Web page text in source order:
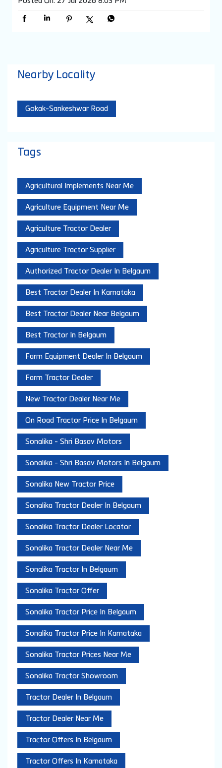
sponse from Gondia reflected more than appreciation f
or a new tractor—it celebrated the enduring trust that f
armers have placed in Sonalika over three decades. As t
nalika #SonalikaTractors #JeetneKaDum #SonalikaGold
#Maharashtra
Posted On: 27 Jul 2026 8:03 PM
Nearby Locality
Gokak-Sankeshwar Road
Tags
Agricultural Implements Near Me
Agriculture Equipment Near Me
Agriculture Tractor Dealer
Agriculture Tractor Supplier
Authorized Tractor Dealer In Belgaum
Best Tractor Dealer In Karnataka
Best Tractor Dealer Near Belgaum
Best Tractor In Belgaum
Farm Equipment Dealer In Belgaum
Farm Tractor Dealer
New Tractor Dealer Near Me
On Road Tractor Price In Belgaum
Sonalika - Shri Basav Motors
Sonalika - Shri Basav Motors In Belgaum
Sonalika New Tractor Price
Sonalika Tractor Dealer In Belgaum
Sonalika Tractor Dealer Locator
Sonalika Tractor Dealer Near Me
Sonalika Tractor In Belgaum
Sonalika Tractor Offer
Sonalika Tractor Price In Belgaum
Sonalika Tractor Price In Karnataka